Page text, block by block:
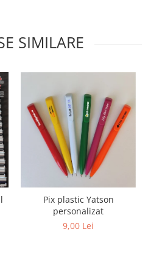
SIMILARE
Pix plastic Yatson
personalizat
9,00 Lei